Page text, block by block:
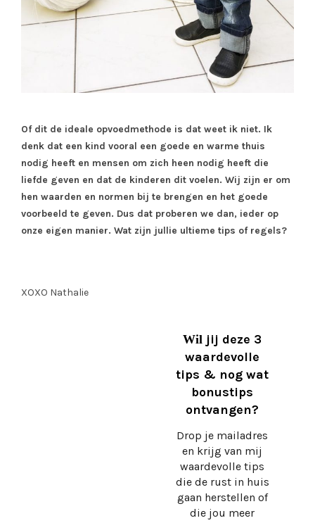
Of dit de ideale opvoedmethode is dat weet ik niet. Ik
denk dat een kind vooral een goede en warme thuis
nodig heeft en mensen om zich heen nodig heeft die
liefde geven en dat de kinderen dit voelen. Wij zijn er om
hen waarden en normen bij te brengen en het goede
voorbeeld te geven. Dus dat proberen we dan, ieder op
onze eigen manier. Wat zijn jullie ultieme tips of regels?
XOXO Nathalie
Wil jij deze 3
waardevolle
tips & nog wat
bonustips
ontvangen?
Drop je mailadres
en krijg van mij
waardevolle tips
die de rust in huis
gaan herstellen of
die jou meer